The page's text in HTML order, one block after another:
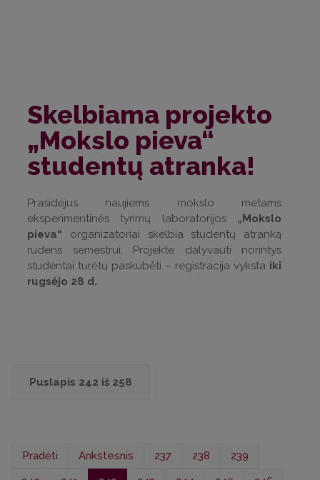
Skelbiama projekto
„Mokslo pieva“
studentų atranka!
Prasidėjus naujiems mokslo metams
eksperimentinės tyrimų laboratorijos „Mokslo
pieva“ organizatoriai skelbia studentų atranką
rudens semestrui. Projekte dalyvauti norintys
studentai turėtų paskubėti – registracija vyksta iki
rugsėjo 28 d.
Puslapis 242 iš 258
Pradėti Ankstesnis 237 238
239